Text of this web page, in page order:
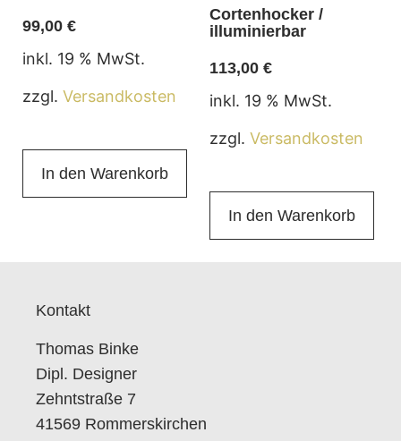
99,00 €
inkl. 19 % MwSt.
zzgl. Versandkosten
In den Warenkorb
Cortenhocker /
illuminierbar
113,00 €
inkl. 19 % MwSt.
zzgl. Versandkosten
In den Warenkorb
Kontakt
Thomas Binke
Dipl. Designer
Zehntstraße 7
41569 Rommerskirchen